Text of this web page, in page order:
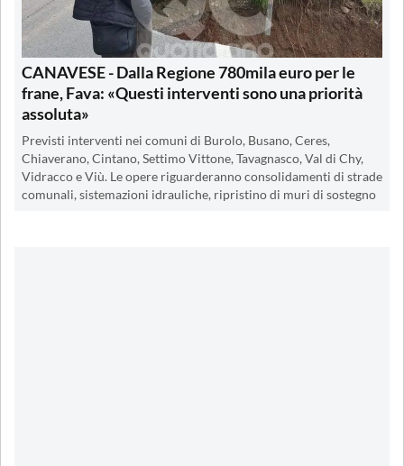
CANAVESE - Dalla Regione 780mila euro per le
frane, Fava: «Questi interventi sono una priorità
assoluta»
Previsti interventi nei comuni di Burolo, Busano, Ceres,
Chiaverano, Cintano, Settimo Vittone, Tavagnasco, Val di Chy,
Vidracco e Viù. Le opere riguarderanno consolidamenti di strade
comunali, sistemazioni idrauliche, ripristino di muri di sostegno